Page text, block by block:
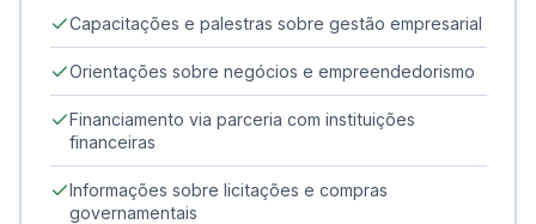
Capacitações e palestras sobre gestão empresarial
Orientações sobre negócios e empreendedorismo
Financiamento via parceria com instituições
financeiras
Informações sobre licitações e compras
governamentais